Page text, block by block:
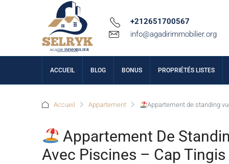
+212651700567
info@agadirimmobilier.org
ACCUEIL BLOG BONUS PROPRIÉTÉS LISTES
Accueil Appartement Appartement de standing
Appartement De
Avec Piscines – Cap Tingis